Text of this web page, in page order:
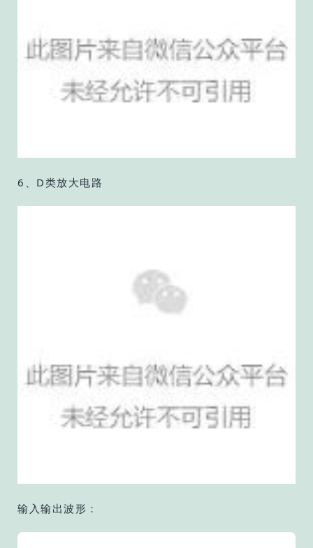
6、D类放大电路
输入输出波形：